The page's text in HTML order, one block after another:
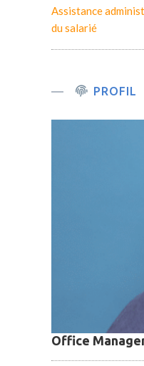
Assistance
du salarié
PROFIL
Office